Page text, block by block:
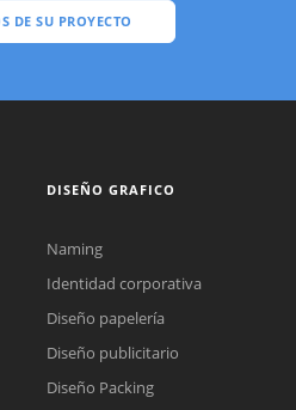
DE SU PROYECTO
DISEÑO GRAFICO
Naming
Identidad corporativa
Diseño papelería
Diseño publicitario
Diseño Packing